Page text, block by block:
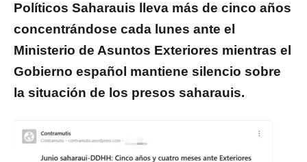
Políticos Saharauis lleva más de cinco años
concentrándose cada lunes ante el
Ministerio de Asuntos Exteriores mientras el
Gobierno español mantiene silencio sobre
la situación de los presos saharauis.